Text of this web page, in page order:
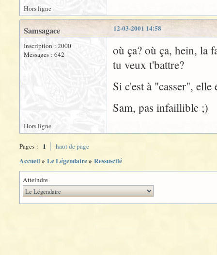
Hors ligne
12-03-2001 14:58
Samsagace
Inscription : 2000
Messages : 642
où ça? où ça, hein, la
tu veux t'battre?
Si c'est à "casser",
Sam, pas infaillible ;)
Hors ligne
Pages : 1 haut de page
Accueil» Le Légendaire» Ressuscité
Atteindre